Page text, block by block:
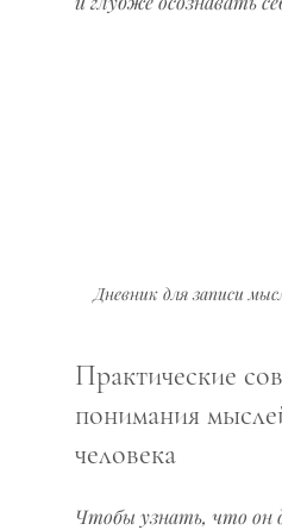
Дневник для записи
Практические
понимания
человека
Чтобы узнать, что он